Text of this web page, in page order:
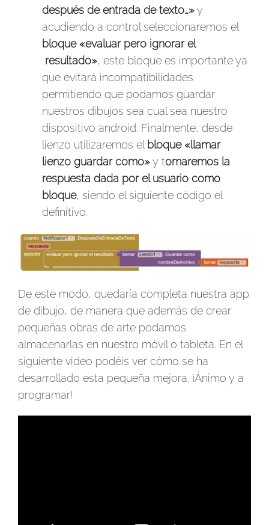
después de entrada de texto…»y
acudiendo a control seleccionaremos el
bloque «evaluar pero ignorar el
resultado», este bloque es importante ya
que evitará incompatibilidades
permitiendo que podamos guardar
nuestros dibujos sea cual sea nuestro
dispositivo android. Finalmente, desde
lienzo utilizaremos el bloque «llamar
lienzo guardar como»y tomaremos la
respuesta dada por el usuario como
bloque, siendo el siguiente código el
definitivo.
De este modo, quedaría completa nuestra app
de dibujo, de manera que además de crear
pequeñas obras de arte podamos
almacenarlas en nuestro móvil o tableta. En el
siguiente vídeo podéis ver cómo se ha
desarrollado esta pequeña mejora. ¡Ánimo y a
programar!